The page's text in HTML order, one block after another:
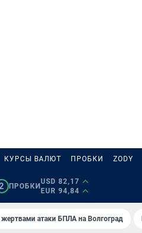
КУРСЫ ВАЛЮТ ПРОБКИ ZODY
ПРОБКИ
USD 82,17
EUR 94,84
атаки БПЛА на Волгоград